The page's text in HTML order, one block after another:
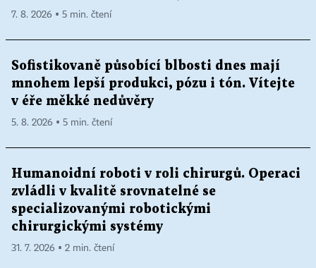
7. 8. 2026 ▪ 5 min. čtení
Sofistikovaně působící blbosti dnes mají
mnohem lepší produkci, pózu i tón. Vítejte
v éře měkké nedůvěry
5. 8. 2026 ▪ 5 min. čtení
Humanoidní roboti v roli chirurgů. Operaci
zvládli v kvalitě srovnatelné se
specializovanými robotickými
chirurgickými systémy
31. 7. 2026 ▪ 2 min. čtení